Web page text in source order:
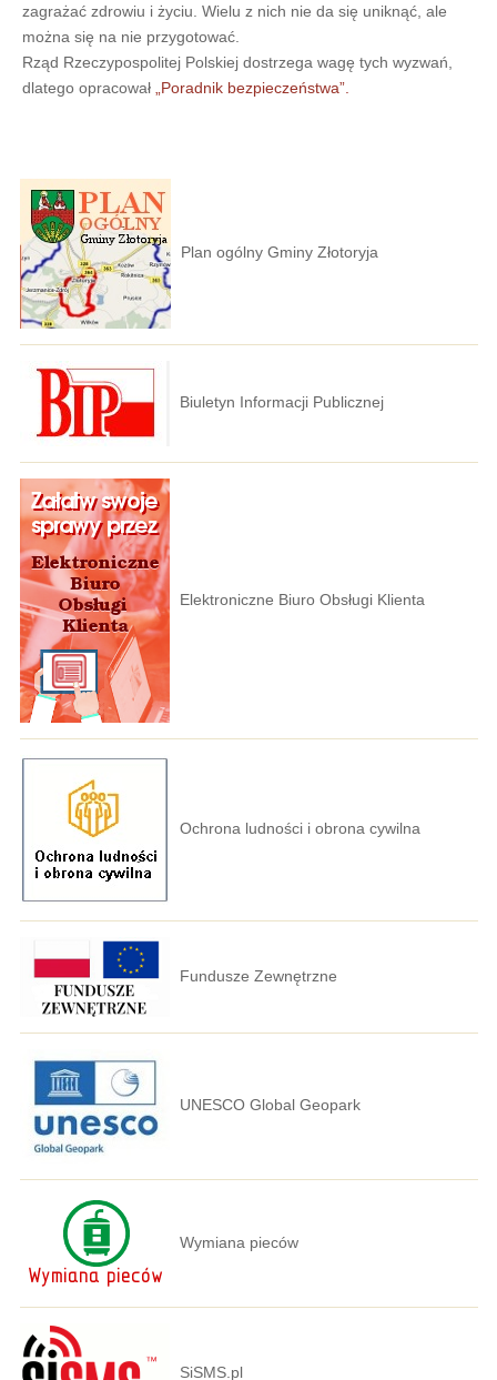
zagrażać zdrowiu i życiu. Wielu z nich nie da się uniknąć, ale
można się na nie przygotować.
Rząd Rzeczypospolitej Polskiej dostrzega wagę tych wyzwań,
dlatego opracował
„Poradnik bezpieczeństwa”.
Plan ogólny Gminy Złotoryja
Biuletyn Informacji Publicznej
Elektroniczne Biuro Obsługi Klienta
Ochrona ludności i obrona cywilna
Fundusze Zewnętrzne
UNESCO Global Geopark
Wymiana pieców
SiSMS.pl